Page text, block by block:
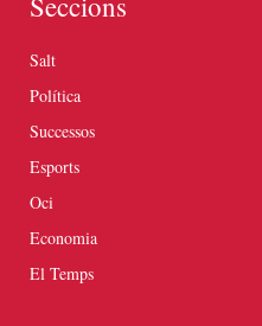
Salt
Política
Successos
Esports
Oci
Economia
El Temps